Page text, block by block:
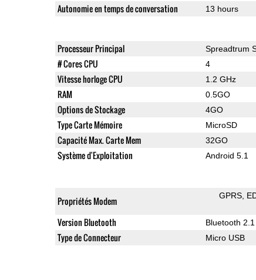
Autonomie en temps de conversation 13 hours
Processeur Principal Spreadtrum
# Cores CPU 4
Vitesse horloge CPU 1.2 GHz
RAM 0.5GO
Options de Stockage 4GO
Type Carte Mémoire MicroSD
Capacité Max. Carte Mem 32GO
Système d'Exploitation Android 5.1
Propriétés Modem GPRS
Version Bluetooth Bluetooth 2.1
Type de Connecteur Micro USB